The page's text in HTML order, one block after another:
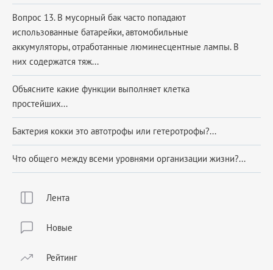
Лента
Новые
Рейтинг
Вопрос 13. В мусорный бак часто попадают
использованные батарейки, автомобильные
аккумуляторы, отработанные люминесцентные лампы. В
них содержатся тяж...
Объясните какие функции выполняет клетка
простейших...
Бактерия кокки это автотрофы или гетеротрофы?...
Что общего между всеми уровнями организации жизни?...